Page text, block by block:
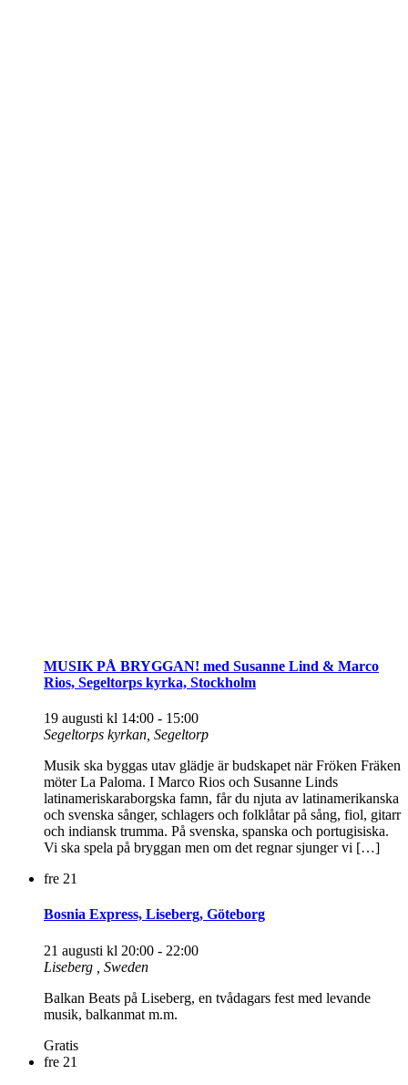
MUSIK PÅ BRYGGAN! med Susanne Lind & Marco
Rios, Segeltorps kyrka, Stockholm
19 augusti kl 14:00 - 15:00
Segeltorps kyrkan, Segeltorp
Musik ska byggas utav glädje är budskapet när Fröken Fräken
möter La Paloma. I Marco Rios och Susanne Linds
latinameriskaraborgska famn, får du njuta av latinamerikanska
och svenska sånger, schlagers och folklåtar på sång, fiol, gitarr
och indiansk trumma. På svenska, spanska och portugisiska.
Vi ska spela på bryggan men om det regnar sjunger vi […]
fre 21
Bosnia Express, Liseberg, Göteborg
21 augusti kl 20:00 - 22:00
Liseberg
, Sweden
Balkan Beats på Liseberg, en tvådagars fest med levande
musik, balkanmat m.m.
Gratis
fre 21